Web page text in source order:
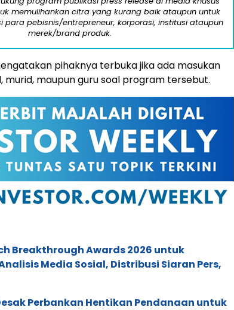
memulihankan citra yang kurang baik ataupun untuk
para pebisnis/entrepreneur, korporasi, institusi ataupun
merek/brand produk.
pihaknya terbuka jika ada masukan
murid, maupun guru soal program tersebut.
Breakthrough Awards 2026 untuk
Media Sosial, Distribusi Siaran Pers,
Perbankan Hentikan Pendanaan untuk